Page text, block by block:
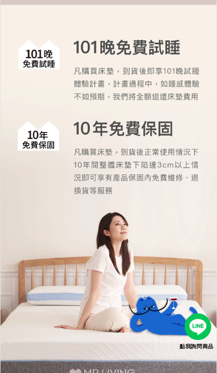
點我詢問商品